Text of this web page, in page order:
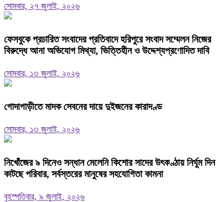
সোমবার, ২৭ জুলাই, ২০২৬
ফেসবুকে প্রচারিত সংবাদের প্রতিবাদে হরিপুরে সংবাদ সম্মেলন নিজের
বিরুদ্ধে আনা অভিযোগ মিথ্যা, ভিত্তিহীন ও উদ্দেশ্যপ্রণোদিত দাবি
সোমবার, ১৩ জুলাই, ২০২৬
গোদাগাড়ীতে মাদক সেবনের দায়ে দুইজনের কারাদণ্ড
সোমবার, ১৩ জুলাই, ২০২৬
নিখোঁজের ৯ দিনেও সন্ধান মেলেনি কিশোর সাদের উৎকণ্ঠায় নির্ঘুম দিন
কাটছে পরিবার, সর্বস্তরের মানুষের সহযোগিতা কামনা
বৃহস্পতিবার, ৯ জুলাই, ২০২৬